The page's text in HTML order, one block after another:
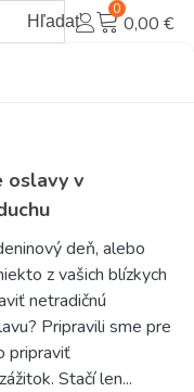
Hľadať
0
0,00 €
oslavy v
deň, alebo
z vašich blízkych
netradičnú
Pripravili sme pre
pripraviť
Stačí len...